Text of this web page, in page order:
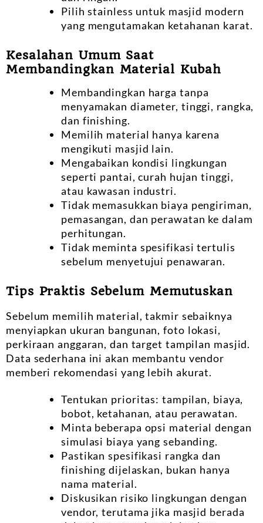
Pilih stainless untuk masjid modern
yang mengutamakan ketahanan karat.
Kesalahan Umum Saat
Membandingkan Material Kubah
Membandingkan harga tanpa
menyamakan diameter, tinggi, rangka,
dan finishing.
Memilih material hanya karena
mengikuti masjid lain.
Mengabaikan kondisi lingkungan
seperti pantai, curah hujan tinggi,
atau kawasan industri.
Tidak memasukkan biaya pengiriman,
pemasangan, dan perawatan ke dalam
perhitungan.
Tidak meminta spesifikasi tertulis
sebelum menyetujui penawaran.
Tips Praktis Sebelum Memutuskan
Sebelum memilih material, takmir sebaiknya
menyiapkan ukuran bangunan, foto lokasi,
perkiraan anggaran, dan target tampilan masjid.
Data sederhana ini akan membantu vendor
memberi rekomendasi yang lebih akurat.
Tentukan prioritas: tampilan, biaya,
bobot, ketahanan, atau perawatan.
Minta beberapa opsi material dengan
simulasi biaya yang sebanding.
Pastikan spesifikasi rangka dan
finishing dijelaskan, bukan hanya
nama material.
Diskusikan risiko lingkungan dengan
vendor, terutama jika masjid berada